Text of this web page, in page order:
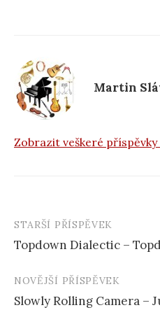
o
k Martin
Zobrazit veškeré
Navigace
příspěvku
STARŠÍ PŘÍSPĚVEK
Topdown Dialectic –
NOVĚJŠÍ PŘÍSPĚVEK
Slowly Rolling Camera –